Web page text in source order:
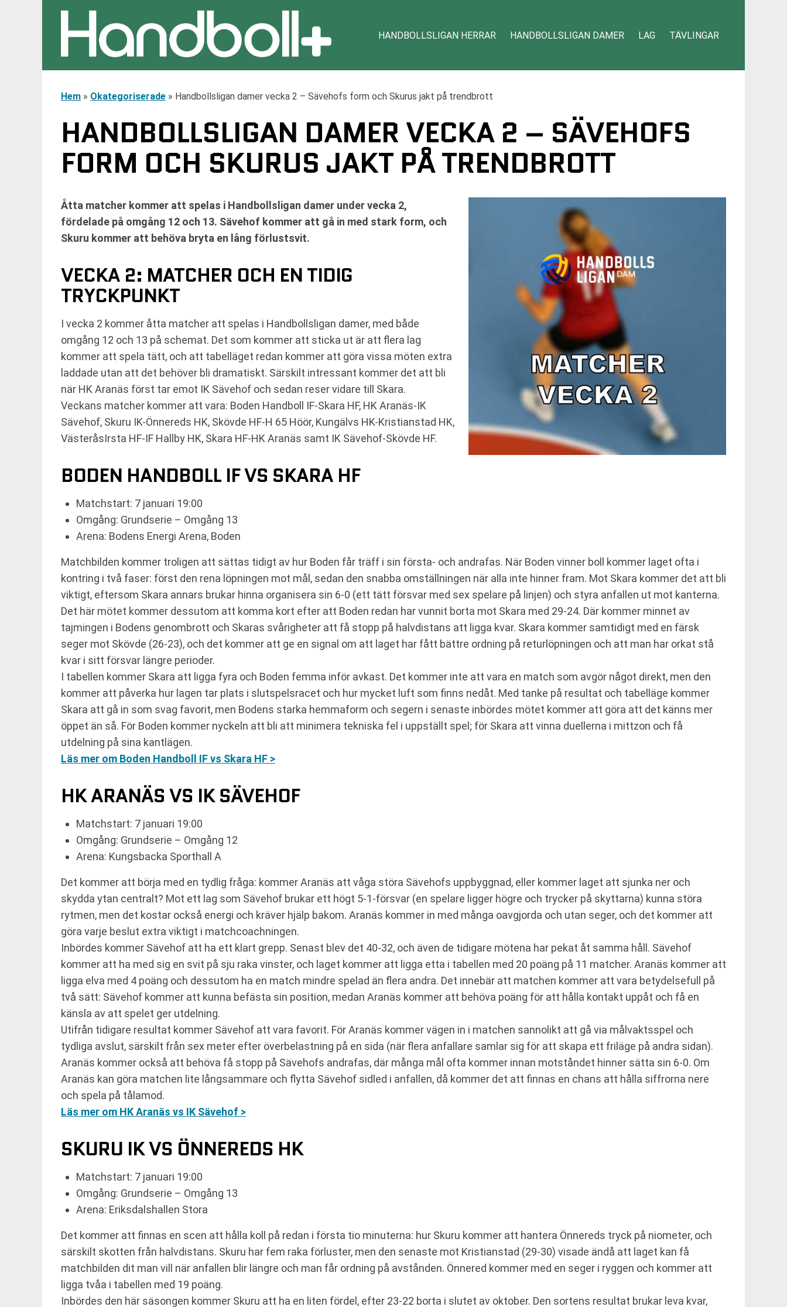
HANDBOLLSLIGAN HERRAR HANDBOLLSLIGAN DAMER LAG TÄVLINGAR
Hem » Okategoriserade » Handbollsligan damer vecka 2 – Sävehofs form och Skurus jakt på trendbrott
HANDBOLLSLIGAN DAMER VECKA 2 – SÄVEHOFS
FORM OCH SKURUS JAKT PÅ TRENDBROTT
Åtta matcher kommer att spelas i Handbollsligan damer under vecka 2,
fördelade på omgång 12 och 13. Sävehof kommer att gå in med stark form, och
Skuru kommer att behöva bryta en lång förlustsvit.
VECKA 2: MATCHER OCH EN TIDIG
TRYCKPUNKT
I vecka 2 kommer åtta matcher att spelas i Handbollsligan damer, med både
omgång 12 och 13 på schemat. Det som kommer att sticka ut är att flera lag
kommer att spela tätt, och att tabelläget redan kommer att göra vissa möten extra
laddade utan att det behöver bli dramatiskt. Särskilt intressant kommer det att bli
när HK Aranäs först tar emot IK Sävehof och sedan reser vidare till Skara.
Veckans matcher kommer att vara: Boden Handboll IF-Skara HF, HK Aranäs-IK
Sävehof, Skuru IK-Önnereds HK, Skövde HF-H 65 Höör, Kungälvs HK-Kristianstad HK,
VästeråsIrsta HF-IF Hallby HK, Skara HF-HK Aranäs samt IK Sävehof-Skövde HF.
BODEN HANDBOLL IF VS SKARA HF
Matchstart: 7 januari 19:00
Omgång: Grundserie – Omgång 13
Arena: Bodens Energi Arena, Boden
Matchbilden kommer troligen att sättas tidigt av hur Boden får träff i sin första- och andrafas. När Boden vinner boll kommer laget ofta i
kontring i två faser: först den rena löpningen mot mål, sedan den snabba omställningen när alla inte hinner fram. Mot Skara kommer det att bli
viktigt, eftersom Skara annars brukar hinna organisera sin 6-0 (ett tätt försvar med sex spelare på linjen) och styra anfallen ut mot kanterna.
Det här mötet kommer dessutom att komma kort efter att Boden redan har vunnit borta mot Skara med 29-24. Där kommer minnet av
tajmingen i Bodens genombrott och Skaras svårigheter att få stopp på halvdistans att ligga kvar. Skara kommer samtidigt med en färsk
seger mot Skövde (26-23), och det kommer att ge en signal om att laget har fått bättre ordning på returlöpningen och att man har orkat stå
kvar i sitt försvar längre perioder.
I tabellen kommer Skara att ligga fyra och Boden femma inför avkast. Det kommer inte att vara en match som avgör något direkt, men den
kommer att påverka hur lagen tar plats i slutspelsracet och hur mycket luft som finns nedåt. Med tanke på resultat och tabelläge kommer
Skara att gå in som svag favorit, men Bodens starka hemmaform och segern i senaste inbördes mötet kommer att göra att det känns mer
öppet än så. För Boden kommer nyckeln att bli att minimera tekniska fel i uppställt spel; för Skara att vinna duellerna i mittzon och få
utdelning på sina kantlägen.
Läs mer om Boden Handboll IF vs Skara HF >
HK ARANÄS VS IK SÄVEHOF
Matchstart: 7 januari 19:00
Omgång: Grundserie – Omgång 12
Arena: Kungsbacka Sporthall A
Det kommer att börja med en tydlig fråga: kommer Aranäs att våga störa Sävehofs uppbyggnad, eller kommer laget att sjunka ner och
skydda ytan centralt? Mot ett lag som Sävehof brukar ett högt 5-1-försvar (en spelare ligger högre och trycker på skyttarna) kunna störa
rytmen, men det kostar också energi och kräver hjälp bakom. Aranäs kommer in med många oavgjorda och utan seger, och det kommer att
göra varje beslut extra viktigt i matchcoachningen.
Inbördes kommer Sävehof att ha ett klart grepp. Senast blev det 40-32, och även de tidigare mötena har pekat åt samma håll. Sävehof
kommer att ha med sig en svit på sju raka vinster, och laget kommer att ligga etta i tabellen med 20 poäng på 11 matcher. Aranäs kommer att
ligga elva med 4 poäng och dessutom ha en match mindre spelad än flera andra. Det innebär att matchen kommer att vara betydelsefull på
två sätt: Sävehof kommer att kunna befästa sin position, medan Aranäs kommer att behöva poäng för att hålla kontakt uppåt och få en
känsla av att spelet ger utdelning.
Utifrån tidigare resultat kommer Sävehof att vara favorit. För Aranäs kommer vägen in i matchen sannolikt att gå via målvaktsspel och
tydliga avslut, särskilt från sex meter efter överbelastning på en sida (när flera anfallare samlar sig för att skapa ett friläge på andra sidan).
Aranäs kommer också att behöva få stopp på Sävehofs andrafas, där många mål ofta kommer innan motståndet hinner sätta sin 6-0. Om
Aranäs kan göra matchen lite långsammare och flytta Sävehof sidled i anfallen, då kommer det att finnas en chans att hålla siffrorna nere
och spela på tålamod.
Läs mer om HK Aranäs vs IK Sävehof >
SKURU IK VS ÖNNEREDS HK
Matchstart: 7 januari 19:00
Omgång: Grundserie – Omgång 13
Arena: Eriksdalshallen Stora
Det kommer att finnas en scen att hålla koll på redan i första tio minuterna: hur Skuru kommer att hantera Önnereds tryck på niometer, och
särskilt skotten från halvdistans. Skuru har fem raka förluster, men den senaste mot Kristianstad (29-30) visade ändå att laget kan få
matchbilden dit man vill när anfallen blir längre och man får ordning på avstånden. Önnered kommer med en seger i ryggen och kommer att
ligga tvåa i tabellen med 19 poäng.
Inbördes den här säsongen kommer Skuru att ha en liten fördel, efter 23-22 borta i slutet av oktober. Den sortens resultat brukar leva kvar,